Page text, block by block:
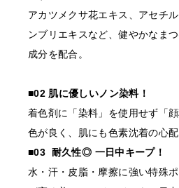
order@odette.co.jp
アカツメクサ花エキス、アセチ
ンブリエキスなど、健やかなま
成分を配合。
■02 肌に優しいノン染料！
着色剤に「染料」を使用せず「
色が良く、肌にも色素沈着の心配
■03 耐久性◎ 一日中キープ！
水・汗・皮脂・摩擦に強い特殊